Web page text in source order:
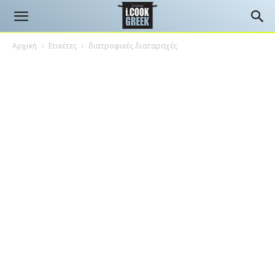
Αρχική Ετικέτες διατροφικές διαταραχές